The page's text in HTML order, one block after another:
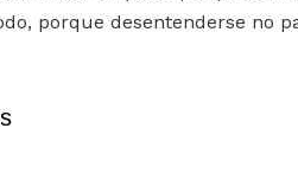
porque desentenderse no